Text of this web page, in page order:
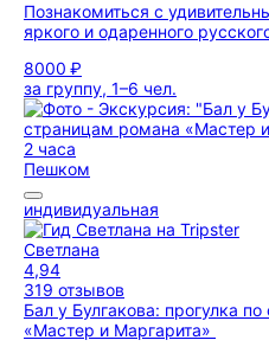
Познакомиться с
яркого и одаренного
8000 ₽
за группу, 1–6 чел.
2 часа
Пешком
индивидуальная
Светлана
4,94
319 отзывов
Бал у Булгакова: прогулка
«Мастер и Маргарита»